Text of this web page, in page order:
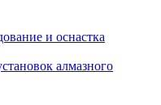
и оснастка
алмазного